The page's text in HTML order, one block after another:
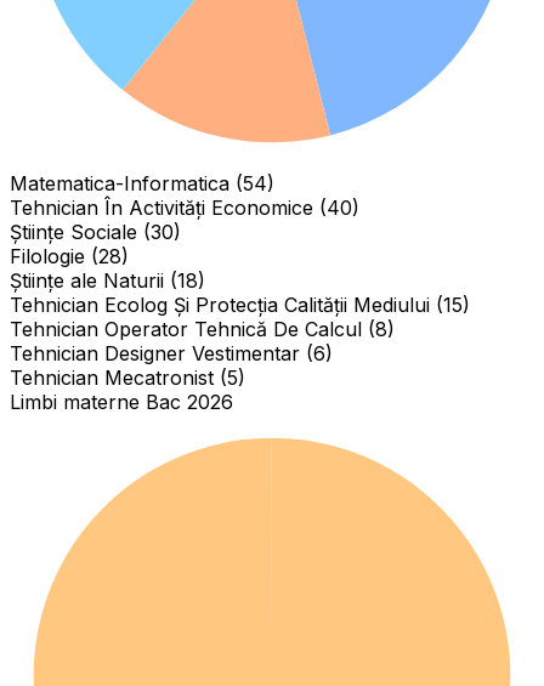
Matematica-Informatica (54)
Tehnician În Activități Economice (40)
Științe Sociale (30)
Filologie (28)
Științe ale Naturii (18)
Tehnician Ecolog Și Protecția Calității Mediului (15)
Tehnician Operator Tehnică De Calcul (8)
Tehnician Designer Vestimentar (6)
Tehnician Mecatronist (5)
Limbi materne Bac 2026